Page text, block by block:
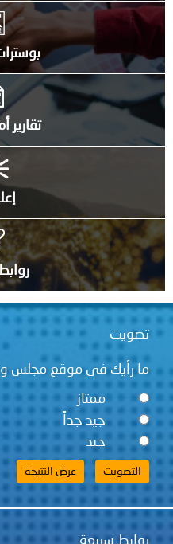
بوسترات توعوية
روابط مهمة
مجلس وزراء الداخلية العرب